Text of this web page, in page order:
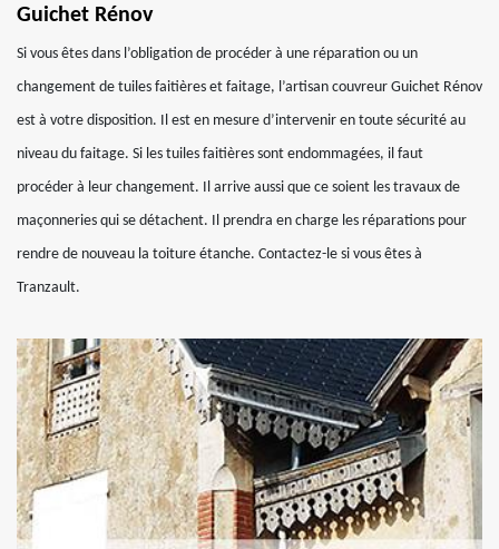
Guichet Rénov
Si vous êtes dans l’obligation de procéder à une réparation ou un
changement de tuiles faitières et faitage, l’artisan couvreur Guichet Rénov
est à votre disposition. Il est en mesure d’intervenir en toute sécurité au
niveau du faitage. Si les tuiles faitières sont endommagées, il faut
procéder à leur changement. Il arrive aussi que ce soient les travaux de
maçonneries qui se détachent. Il prendra en charge les réparations pour
rendre de nouveau la toiture étanche. Contactez-le si vous êtes à
Tranzault.